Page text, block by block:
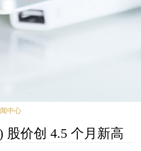
中心
股价创 4.5 个月新高